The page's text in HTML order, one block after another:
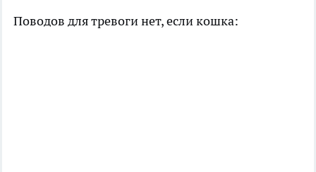
Поводов для тревоги нет, если кошка: